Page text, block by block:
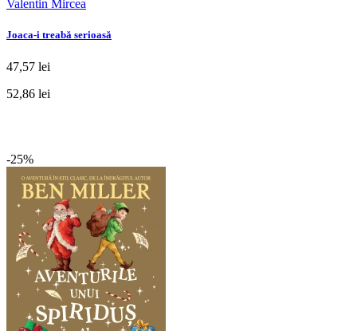
Valentin Mircea
Joaca-i treabă serioasă
47,57 lei
52,86 lei
-25%